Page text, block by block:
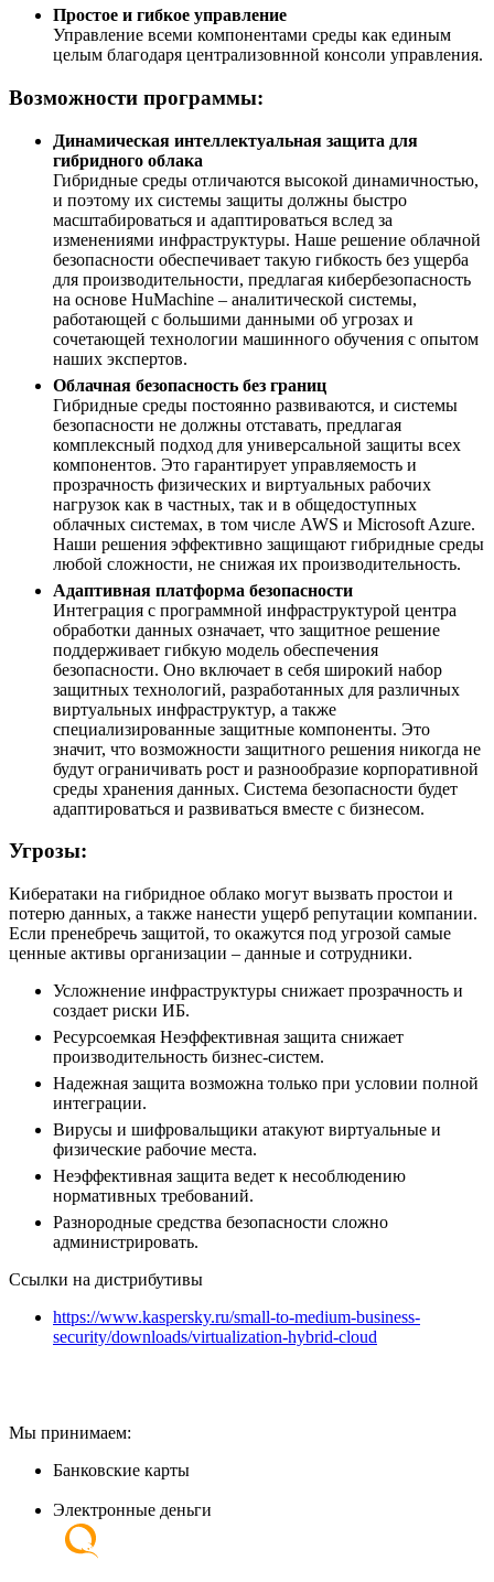
Простое и гибкое управление
Управление всеми компонентами среды как единым
целым благодаря централизовнной консоли управления.
Возможности программы:
Динамическая интеллектуальная защита для
гибридного облака
Гибридные среды отличаются высокой динамичностью,
и поэтому их системы защиты должны быстро
масштабироваться и адаптироваться вслед за
изменениями инфраструктуры. Наше решение облачной
безопасности обеспечивает такую гибкость без ущерба
для производительности, предлагая кибербезопасность
на основе HuMachine – аналитической системы,
работающей с большими данными об угрозах и
сочетающей технологии машинного обучения с опытом
наших экспертов.
Облачная безопасность без границ
Гибридные среды постоянно развиваются, и системы
безопасности не должны отставать, предлагая
комплексный подход для универсальной защиты всех
компонентов. Это гарантирует управляемость и
прозрачность физических и виртуальных рабочих
нагрузок как в частных, так и в общедоступных
облачных системах, в том числе AWS и Microsoft Azure.
Наши решения эффективно защищают гибридные среды
любой сложности, не снижая их производительность.
Адаптивная платформа безопасности
Интеграция с программной инфраструктурой центра
обработки данных означает, что защитное решение
поддерживает гибкую модель обеспечения
безопасности. Оно включает в себя широкий набор
защитных технологий, разработанных для различных
виртуальных инфраструктур, а также
специализированные защитные компоненты. Это
значит, что возможности защитного решения никогда не
будут ограничивать рост и разнообразие корпоративной
среды хранения данных. Система безопасности будет
адаптироваться и развиваться вместе с бизнесом.
Угрозы:
Кибератаки на гибридное облако могут вызвать простои и
потерю данных, а также нанести ущерб репутации компании.
Если пренебречь защитой, то окажутся под угрозой самые
ценные активы организации – данные и сотрудники.
Усложнение инфраструктуры снижает прозрачность и
создает риски ИБ.
Ресурсоемкая Неэффективная защита снижает
производительность бизнес-систем.
Надежная защита возможна только при условии полной
интеграции.
Вирусы и шифровальщики атакуют виртуальные и
физические рабочие места.
Неэффективная защита ведет к несоблюдению
нормативных требований.
Разнородные средства безопасности сложно
администрировать.
Ссылки на дистрибутивы
https://www.kaspersky.ru/small-to-medium-business-
security/downloads/virtualization-hybrid-cloud
Мы принимаем:
Банковские карты
Электронные деньги